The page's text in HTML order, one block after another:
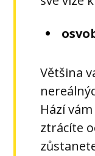
Většina
Hází
ztrácíte